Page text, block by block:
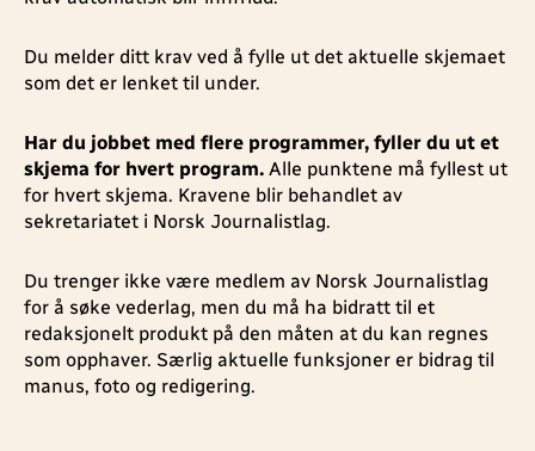
Du melder ditt krav ved å fylle ut det aktuelle skjemaet
som det er lenket til under.
Har du jobbet med flere programmer, fyller du ut et
skjema for hvert program. Alle punktene må fyllest ut
for hvert skjema. Kravene blir behandlet av
sekretariatet i Norsk Journalistlag.
Du trenger ikke være medlem av Norsk Journalistlag
for å søke vederlag, men du må ha bidratt til et
redaksjonelt produkt på den måten at du kan regnes
som opphaver. Særlig aktuelle funksjoner er bidrag til
manus, foto og redigering.